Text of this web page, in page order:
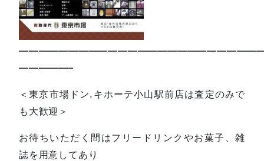
—————–
＜東京市場ドン.キホーテ小山駅前店は査定のみで
も大歓迎＞
お待ちいただく間はフリードリンクやお菓子、雑
誌を用意してあり